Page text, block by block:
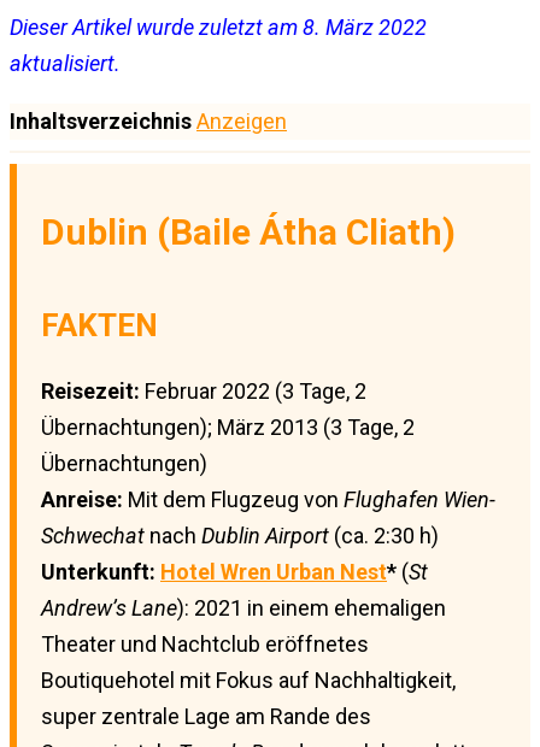
Dieser Artikel wurde zuletzt am 8. März 2022
aktualisiert.
InhaltsverzeichnisAnzeigen
Dublin (Baile Átha Cliath)
FAKTEN
Reisezeit: Februar 2022 (3 Tage, 2
Übernachtungen); März 2013 (3 Tage, 2
Übernachtungen)
Anreise: Mit dem Flugzeug von Flughafen Wien-
Schwechat nach Dublin Airport (ca. 2:30 h)
Unterkunft: Hotel Wren Urban Nest* (St
Andrew’s Lane): 2021 in einem ehemaligen
Theater und Nachtclub eröffnetes
Boutiquehotel mit Fokus auf Nachhaltigkeit,
super zentrale Lage am Rande des